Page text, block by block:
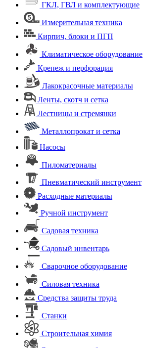
ГКЛ, ГВЛ и комплектующие
Измерительная техника
Кирпич, блоки и ПГП
Климатическое оборудование
Крепеж и перфорация
Лакокрасочные материалы
Ленты, скотч и сетка
Лестницы и стремянки
Металлопрокат и сетка
Насосы
Пиломатериалы
Пневматический инструмент
Расходные материалы
Ручной инструмент
Садовая техника
Садовый инвентарь
Сварочное оборудование
Силовая техника
Средства защиты труда
Станки
Строительная химия